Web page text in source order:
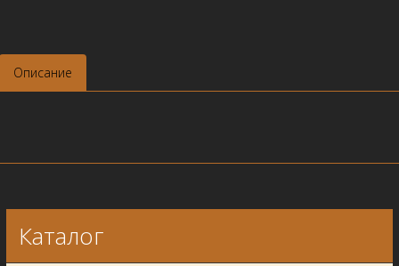
Описание
Каталог